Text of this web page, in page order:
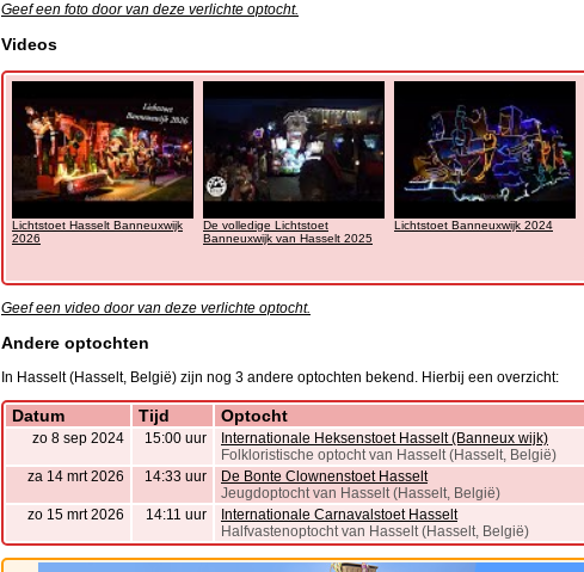
Geef een foto door van deze verlichte optocht.
Videos
Lichtstoet Hasselt Banneuxwijk
2026
De volledige Lichtstoet
Banneuxwijk van Hasselt 2025
Lichtstoet Banneuxwijk 2024
Geef een video door van deze verlichte optocht.
Andere optochten
In Hasselt (Hasselt, België) zijn nog 3 andere optochten bekend. Hierbij een overzicht:
Datum Tijd Optocht
zo 8 sep 2024 15:00 uur
Internationale Heksenstoet Hasselt (Banneux wijk)
Folkloristische optocht van Hasselt (Hasselt, België)
za 14 mrt 2026
14:33 uur
De Bonte Clownenstoet Hasselt
Jeugdoptocht van Hasselt (Hasselt, België)
zo 15 mrt 2026
14:11 uur
Internationale Carnavalstoet Hasselt
Halfvastenoptocht van Hasselt (Hasselt, België)